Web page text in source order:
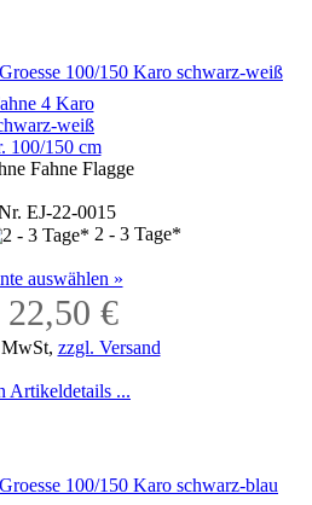
4 Karo
weiß
100/150 cm
Fahne Flagge
EJ-22-0015
2 - 3 Tage*
auswählen »
22,50 €
zzgl. Versand
Artikeldetails ...